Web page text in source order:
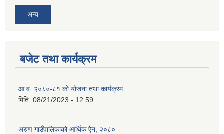
अन्य
बजेट तथा कार्यक्रम
आ.व. २०८०-८१ को योजना तथा कार्यक्रम
मिति: 08/21/2023 - 12:59
अरुण गाउँपालिकाको आर्थिक ऐेन, २०८०